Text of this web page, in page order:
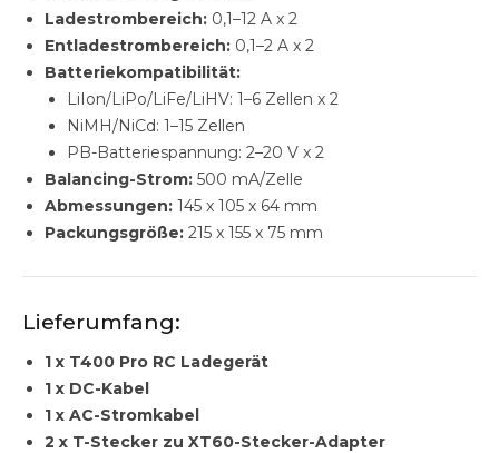
Ladestrombereich: 0,1–12 A x 2
Entladestrombereich: 0,1–2 A x 2
Batteriekompatibilität:
LiIon/LiPo/LiFe/LiHV: 1–6 Zellen x 2
NiMH/NiCd: 1–15 Zellen
PB-Batteriespannung: 2–20 V x 2
Balancing-Strom: 500 mA/Zelle
Abmessungen: 145 x 105 x 64 mm
Packungsgröße: 215 x 155 x 75 mm
Lieferumfang:
1 x T400 Pro RC Ladegerät
1 x DC-Kabel
1 x AC-Stromkabel
2 x T-Stecker zu XT60-Stecker-Adapter